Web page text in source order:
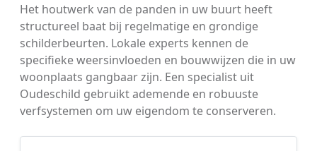
Het houtwerk van de panden in uw buurt heeft
structureel baat bij regelmatige en grondige
schilderbeurten. Lokale experts kennen de
specifieke weersinvloeden en bouwwijzen die in uw
woonplaats gangbaar zijn. Een specialist uit
Oudeschild gebruikt ademende en robuuste
verfsystemen om uw eigendom te conserveren.